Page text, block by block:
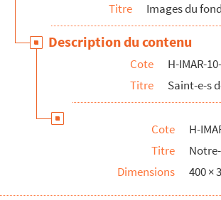
Titre Images du
Description du contenu
Cote
H-IMAR-
Titre
Saint-e-s
Cote
H-
Titre
Dimensions
400 ×